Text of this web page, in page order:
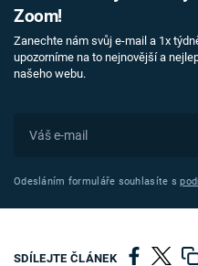
Zoom!
Zanechte nám svůj e-mail a 1x
upozorníme na to nejnovější a
našeho webu.
Odesláním formuláře souhlasíte s
SDÍLEJTE ČLÁNEK